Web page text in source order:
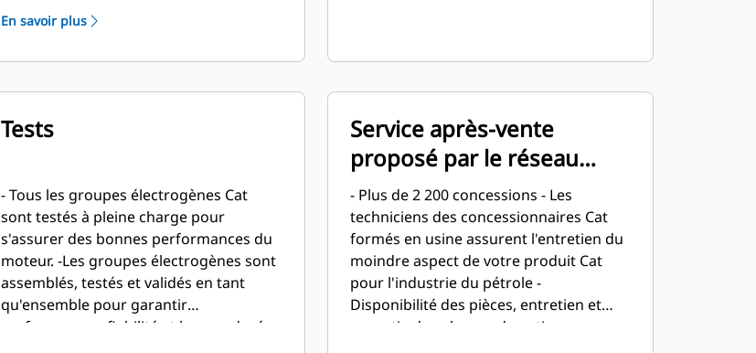
de levage unique simplifie le travail
En savoir plus
Tests
- Tous les groupes électrogènes Cat
sont testés à pleine charge pour
s'assurer des bonnes performances du
moteur. -Les groupes électrogènes sont
assemblés, testés et validés en tant
qu'ensemble pour garantir
performances, fiabilité et longue durée
Service après-vente
proposé par le réseau
mondial de
concessionnaires Cat
- Plus de 2 200 concessions - Les
techniciens des concessionnaires Cat
formés en usine assurent l'entretien du
moindre aspect de votre produit Cat
pour l'industrie du pétrole -
Disponibilité des pièces, entretien et
garantie dans le monde entier -